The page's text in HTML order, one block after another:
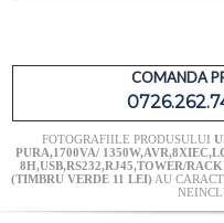
COMANDA
FOTOGRAFIILE PRODUSULUI
PURA,1700VA/
8H,USB,RS232,RJ45,TOWER/
(TIMBRU VERDE 11 LEI) AU